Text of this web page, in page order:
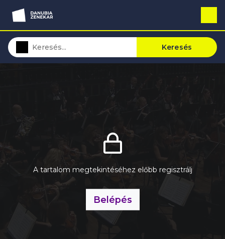
Keresés
A tartalom megtekintéséhez előbb regisztrálj
Belépés